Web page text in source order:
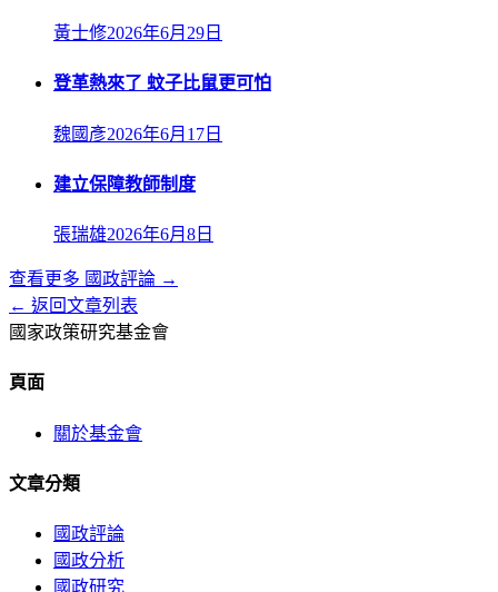
黃士修2026年6月29日
登革熱來了 蚊子比鼠更可怕
魏國彥2026年6月17日
建立保障教師制度
張瑞雄2026年6月8日
查看更多 國政評論 →
← 返回文章列表
國家政策研究基金會
頁面
關於基金會
文章分類
國政評論
國政分析
國政研究